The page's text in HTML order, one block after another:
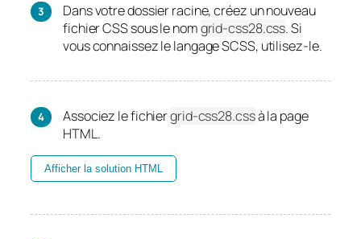
Dans votre dossier racine, créez un nouveau
fichier CSS sous le nomgrid-css28.css.Si
vous connaissez le langage SCSS, utilisez-le.
Associez le fichiergrid-css28.cssà la page
HTML.
Afficher la solution HTML